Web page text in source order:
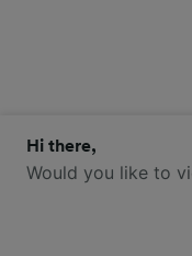
Zeiten
Hi there,
Would you like to